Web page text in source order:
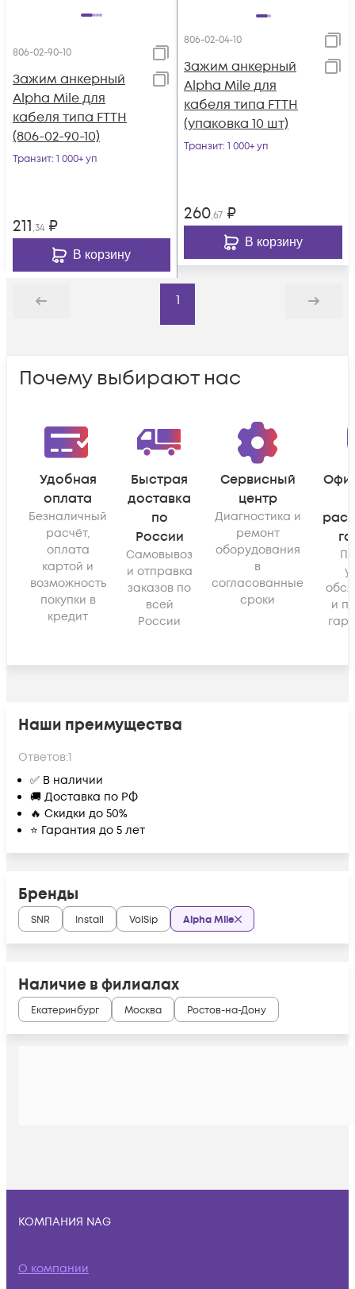
806-02-90-10
Зажим анкерный
Alpha Mile для
кабеля типа FTTH
(806-02-90-10)
Транзит: 1 000+ уп
211,34 ₽
В корзину
806-02-04-10
Зажим анкерный
Alpha Mile для
кабеля типа FTTH
(упаковка 10 шт)
Транзит: 1 000+ уп
260,67 ₽
В корзину
Назад
1
Дальше
Почему выбирают нас
Удобная
оплата
Безналичный
расчёт,
оплата
картой и
возможность
покупки в
кредит
Быстрая
доставка
по
России
Самовывоз
и отправка
заказов по
всей
России
Сервисный
центр
Диагностика и
ремонт
оборудования
в
согласованные
сроки
и
Наши преимущества
Ответов:1
✅ В наличии
🚚 Доставка по РФ
🔥 Скидки до 50%
⭐ Гарантия до 5 лет
Бренды
SNR Install VolSip Alpha Mile
Наличие в филиалах
Екатеринбург Москва Ростов-на-Дону
КОМПАНИЯ NAG
О компании